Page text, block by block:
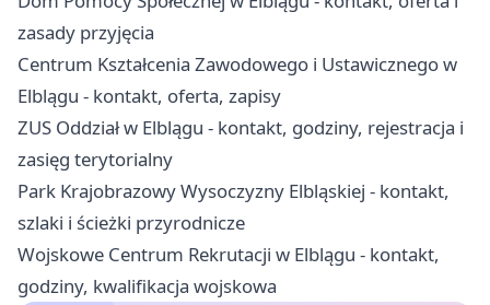
zasady przyjęcia
Centrum Kształcenia Zawodowego i Ustawicznego w
Elblągu - kontakt, oferta, zapisy
ZUS Oddział w Elblągu - kontakt, godziny, rejestracja i
zasięg terytorialny
Park Krajobrazowy Wysoczyzny Elbląskiej - kontakt,
szlaki i ścieżki przyrodnicze
Wojskowe Centrum Rekrutacji w Elblągu - kontakt,
godziny, kwalifikacja wojskowa